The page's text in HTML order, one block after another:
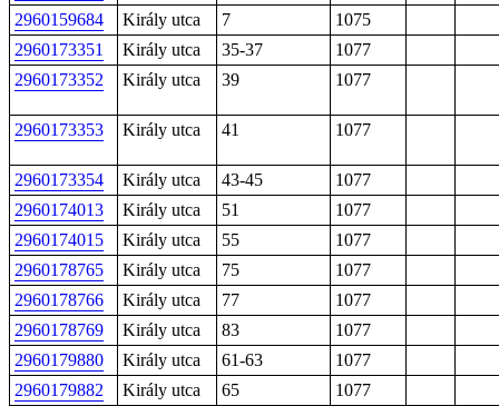
2960159684
Király utca 7
1075
2960173351
Király utca 35-37
1077
2960173352
Király utca 39 1077
2960173353 Király utca 41 1077
2960173354 Király utca 43-45
1077
2960174013
Király utca 51
1077
2960174015
Király utca 55
1077
2960178765
Király utca 75
1077
2960178766
Király utca 77
1077
2960178769
Király utca 83
1077
2960179880
Király utca 61-63
1077
2960179882
Király utca 65
1077